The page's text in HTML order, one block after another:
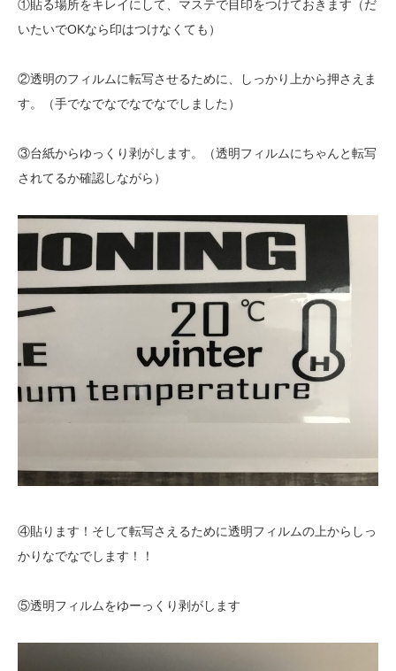
①貼る場所をキレイにして、マステで目印をつけておきます（だ
いたいでOKなら印はつけなくても）
②透明のフィルムに転写させるために、しっかり上から押さえま
す。（手でなでなでなでなでしました）
③台紙からゆっくり剥がします。（透明フィルムにちゃんと転写
されてるか確認しながら）
④貼ります！そして転写さえるために透明フィルムの上からしっ
かりなでなでします！！
⑤透明フィルムをゆーっくり剥がします